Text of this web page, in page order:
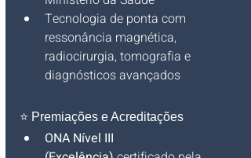
Tecnologia de ponta com
ressonância magnética,
radiocirurgia, tomografia e
diagnósticos avançados
⭐ Premiações e Acreditações
ONA Nível III